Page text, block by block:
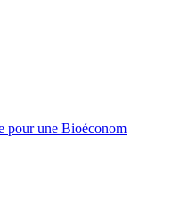
pour une Bioéconom